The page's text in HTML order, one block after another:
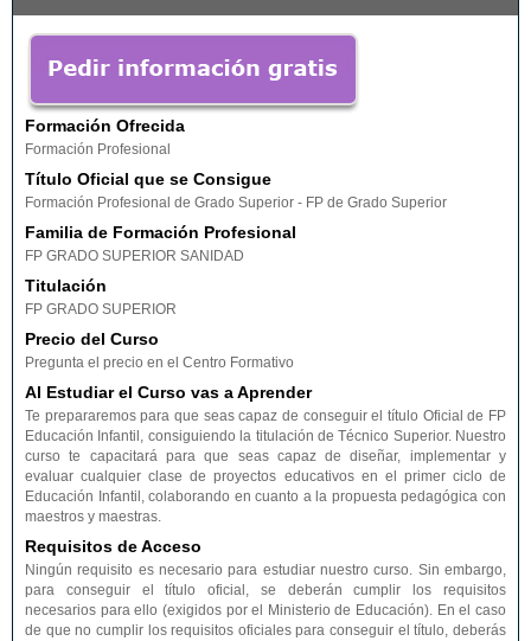
Formación Ofrecida
Formación Profesional
Título Oficial que se Consigue
Formación Profesional de Grado Superior - FP de Grado Superior
Familia de Formación Profesional
FP GRADO SUPERIOR SANIDAD
Titulación
FP GRADO SUPERIOR
Precio del Curso
Pregunta el precio en el Centro Formativo
Al Estudiar el Curso vas a Aprender
Te prepararemos para que seas capaz de conseguir el título Oficial de FP
Educación Infantil, consiguiendo la titulación de Técnico Superior. Nuestro
curso te capacitará para que seas capaz de diseñar, implementar y
evaluar cualquier clase de proyectos educativos en el primer ciclo de
Educación Infantil, colaborando en cuanto a la propuesta pedagógica con
maestros y maestras.
Requisitos de Acceso
Ningún requisito es necesario para estudiar nuestro curso. Sin embargo,
para conseguir el título oficial, se deberán cumplir los requisitos
necesarios para ello (exigidos por el Ministerio de Educación). En el caso
de que no cumplir los requisitos oficiales para conseguir el título, deberás